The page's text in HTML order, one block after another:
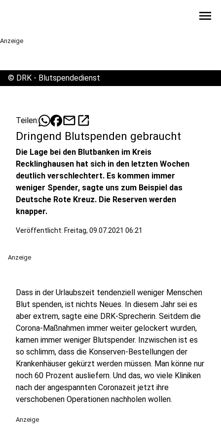
menu
Anzeige
© DRK - Blutspendedienst
Teilen: mailopen_in_new
Dringend Blutspenden gebraucht
Die Lage bei den Blutbanken im Kreis
Recklinghausen hat sich in den letzten Wochen
deutlich verschlechtert. Es kommen immer
weniger Spender, sagte uns zum Beispiel das
Deutsche Rote Kreuz. Die Reserven werden
knapper.
Veröffentlicht: Freitag, 09.07.2021 06:21
Anzeige
Dass in der Urlaubszeit tendenziell weniger Menschen
Blut spenden, ist nichts Neues. In diesem Jahr sei es
aber extrem, sagte eine DRK-Sprecherin. Seitdem die
Corona-Maßnahmen immer weiter gelockert wurden,
kamen immer weniger Blutspender. Inzwischen ist es
so schlimm, dass die Konserven-Bestellungen der
Krankenhäuser gekürzt werden müssen. Man könne nur
noch 60 Prozent ausliefern. Und das, wo viele Kliniken
nach der angespannten Coronazeit jetzt ihre
verschobenen Operationen nachholen wollen.
Anzeige